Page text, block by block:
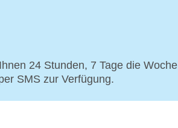
24 Stunden, 7 Tage die Woche
SMS zur Verfügung.